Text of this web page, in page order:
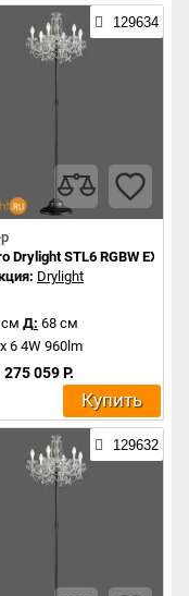
129634
Drylight STL6 RGBW
Drylight
см Д: 68 см
6 4W 960lm
059 Р.
Купить
129632